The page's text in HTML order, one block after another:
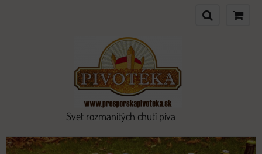
Svet rozmanitých chutí piva